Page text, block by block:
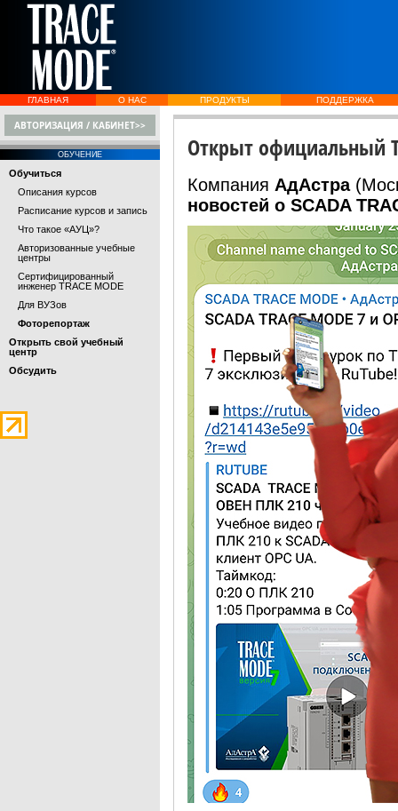
ГЛАВНАЯ О НАС ПРОДУКТЫ ПОДДЕРЖКА
АВТОРИЗАЦИЯ / КАБИНЕТ>>
ОБУЧЕНИЕ
Обучиться
Описания курсов
Расписание курсов и запись
Что такое «АУЦ»?
Авторизованные учебные
центры
Сертифицированный
инженер TRACE MODE
Для ВУЗов
Фоторепортаж
Открыть свой учебный
центр
Обсудить
Открыт официальный
Компания АдАстра
новостей о SCADA